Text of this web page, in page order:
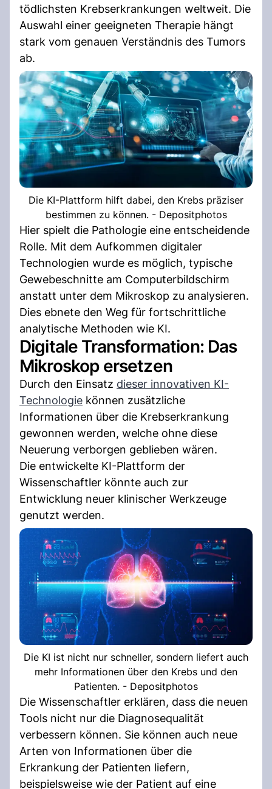
tödlichsten Krebserkrankungen weltweit. Die
Auswahl einer geeigneten Therapie hängt
stark vom genauen Verständnis des Tumors
ab.
Die KI-Plattform hilft dabei, den Krebs präziser
bestimmen zu können. - Depositphotos
Hier spielt die Pathologie eine entscheidende
Rolle. Mit dem Aufkommen digitaler
Technologien wurde es möglich, typische
Gewebeschnitte am Computerbildschirm
anstatt unter dem Mikroskop zu analysieren.
Dies ebnete den Weg für fortschrittliche
analytische Methoden wie KI.
Digitale Transformation: Das
Mikroskop ersetzen
Durch den Einsatz dieser innovativen KI-
Technologie können zusätzliche
Informationen über die Krebserkrankung
gewonnen werden, welche ohne diese
Neuerung verborgen geblieben wären.
Die entwickelte KI-Plattform der
Wissenschaftler könnte auch zur
Entwicklung neuer klinischer Werkzeuge
genutzt werden.
Die KI ist nicht nur schneller, sondern liefert auch
mehr Informationen über den Krebs und den
Patienten. - Depositphotos
Die Wissenschaftler erklären, dass die neuen
Tools nicht nur die Diagnosequalität
verbessern können. Sie können auch neue
Arten von Informationen über die
Erkrankung der Patienten liefern,
beispielsweise wie der Patient auf eine